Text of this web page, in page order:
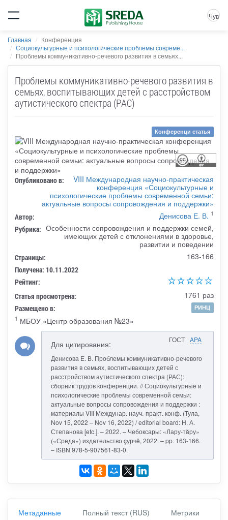
Чув
Главная
Конференция
Социокультурные и психологические проблемы совреме...
Проблемы коммуникативно-речевого развития в семьях...
Проблемы коммуникативно-речевого развития в
семьях, воспитывающих детей с расстройством
аутистического спектра (РАС)
Конференци статья
Опубликовано в:
VIII Международная научно-практическая
конференция «Социокультурные и
психологические проблемы современной семьи:
актуальные вопросы сопровождения и поддержки»
Автор: Денисова Е. В. 1
Рубрика: Особенности сопровождения и поддержки семей,
имеющих детей с отклонениями в здоровье,
развитии и поведении
Страницы: 163-166
Получена: 10.11.2022
Рейтинг:
Статья просмотрена:
1761 раз
Размещено в:
РИНЦ
1 МБОУ «Центр образования №23»
ГОСТ APA
Для цитирования:
Денисова Е. В. Проблемы коммуникативно-речевого
развития в семьях, воспитывающих детей с
расстройством аутистического спектра (РАС):
сборник трудов конференции. // Социокультурные и
психологические проблемы современной семьи:
актуальные вопросы сопровождения и поддержки :
материалы VIII Междунар. науч.-практ. конф. (Тула,
Nov 15, 2022 – Nov 16, 2022) / editorial board: Н. А.
Степанова [etc.]. – 2022. – Чебоксары: «Лару-тăру»
(«Среда») издательство çурчě, 2022. – pp. 163-166.
– ISBN 978-5-907561-83-0.
Метаданные Полный текст (RUS) Метрики